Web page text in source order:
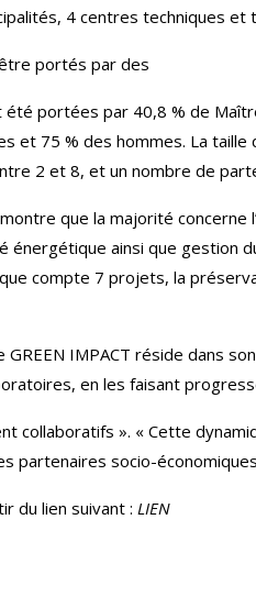
4 centres techniques et
portés par des
portées par 40,8 % de
75 % des hommes. La
2 et 8, et un nombre de
que la majorité concerne
ainsi que gestion
compte 7 projets, la
GREEN IMPACT réside dans
en les faisant
collaboratifs ». « Cette
partenaires socio-
du lien suivant : LIEN